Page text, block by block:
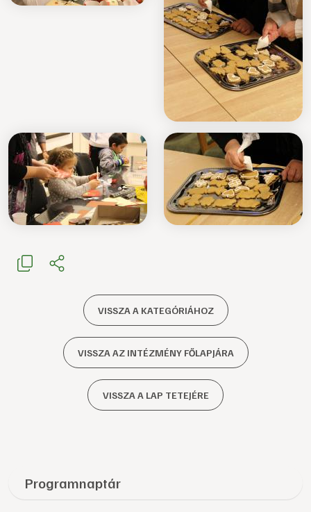
VISSZA A KATEGÓRIÁHOZ
VISSZA AZ INTÉZMÉNY FŐLAPJÁRA
VISSZA A LAP TETEJÉRE
Programnaptár